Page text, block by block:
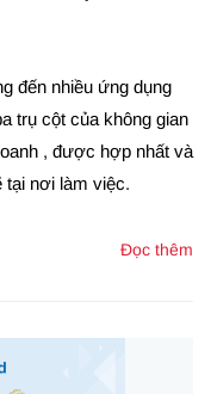
đến nhiều ứng dụng
trụ cột của không gian
, được hợp nhất và
tại nơi làm việc.
Đọc thêm